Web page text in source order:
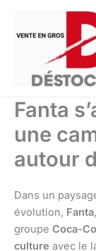
contenu
Fanta
une
autour
Dans un
évolution, Fanta
groupe Coca-
culture avec le